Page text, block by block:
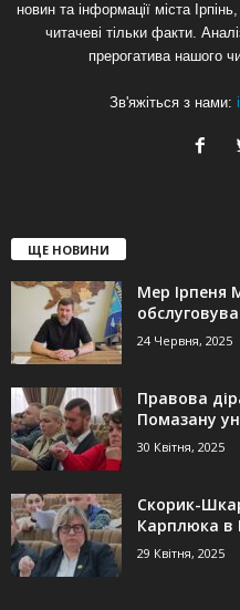
новин та інформації міста
читачеві тільки факти.
прерогатива нашого
Зв'яжіться з нами:
ЩЕ НОВИНИ
Мер Ірпеня
24 Червня, 2025
Правова
Помазану
30 Квітня, 2025
Скорик-
Карплюка в
29 Квітня, 2025